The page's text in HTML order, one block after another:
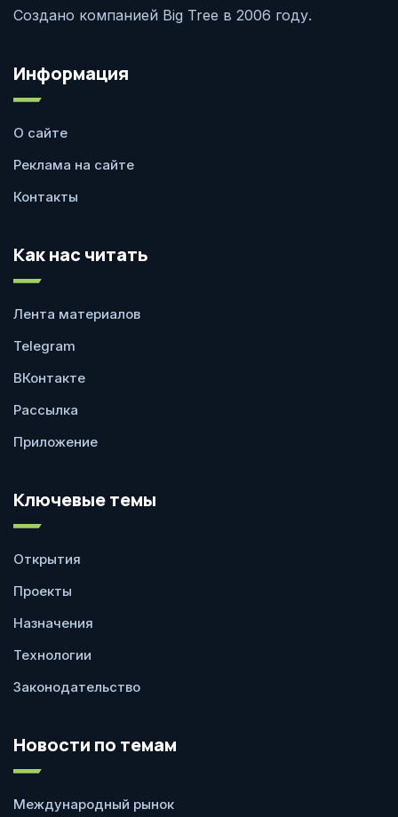
Создано компанией Big Tree в 2006 году.
Информация
О сайте
Реклама на сайте
Контакты
Как нас читать
Лента материалов
Telegram
ВКонтакте
Рассылка
Приложение
Ключевые темы
Открытия
Проекты
Назначения
Технологии
Законодательство
Новости по темам
Международный рынок